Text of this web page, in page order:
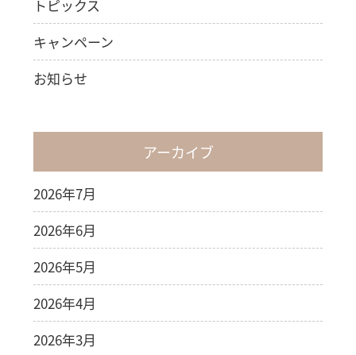
トピックス
キャンペーン
お知らせ
アーカイブ
2026年7月
2026年6月
2026年5月
2026年4月
2026年3月